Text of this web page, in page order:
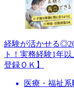
経験が活かせる
ト！実務経験1年
登録ＯＫ】
医療・福祉系